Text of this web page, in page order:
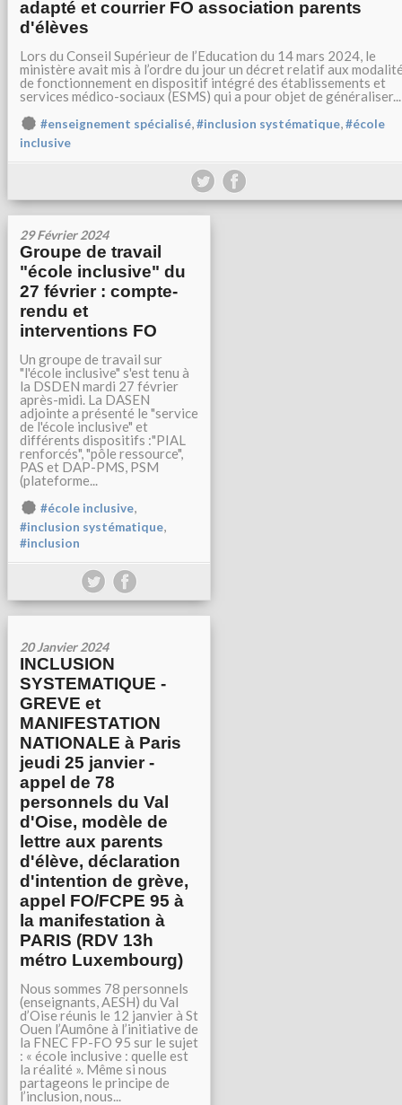
adapté et courrier FO association parents
d'élèves
Lors du Conseil Supérieur de l’Education du 14 mars 2024, le
ministère avait mis à l’ordre du jour un décret relatif aux
de fonctionnement en dispositif intégré des établissements et
services médico-sociaux (ESMS) qui a pour objet de généraliser...
#enseignement spécialisé,#inclusion systématique,#école
inclusive
29 Février 2024
Groupe de travail
"école inclusive" du
27 février : compte-
rendu et
interventions FO
Un groupe de travail sur
"l'école inclusive" s'est tenu à
la DSDEN mardi 27 février
après-midi. La DASEN
adjointe a présenté le "service
de l'école inclusive" et
différents dispositifs :"PIAL
renforcés", "pôle ressource",
PAS et DAP-PMS, PSM
(plateforme...
#école inclusive,
#inclusion systématique,
#inclusion
20 Janvier 2024
INCLUSION
SYSTEMATIQUE -
GREVE et
MANIFESTATION
NATIONALE à Paris
jeudi 25 janvier -
appel de 78
personnels du Val
d'Oise, modèle de
lettre aux parents
d'élève, déclaration
d'intention de grève,
appel FO/FCPE 95 à
la manifestation à
PARIS (RDV 13h
métro Luxembourg)
Nous sommes 78 personnels
(enseignants, AESH) du Val
d’Oise réunis le 12 janvier à St
Ouen l’Aumône à l’initiative de
la FNEC FP-FO 95 sur le sujet
: « école inclusive : quelle est
la réalité ». Même si nous
partageons le principe de
l’inclusion, nous...